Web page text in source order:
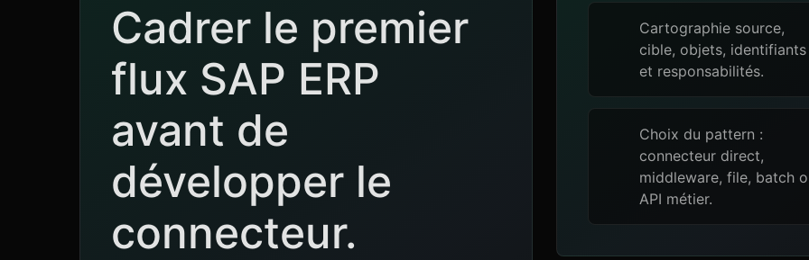
Cadrer le premier
flux SAP ERP
avant de
développer le
connecteur.
Cartographie source,
cible, objets, identifiants
et responsabilités.
Choix du pattern :
connecteur direct,
middleware, file, batch
API métier.